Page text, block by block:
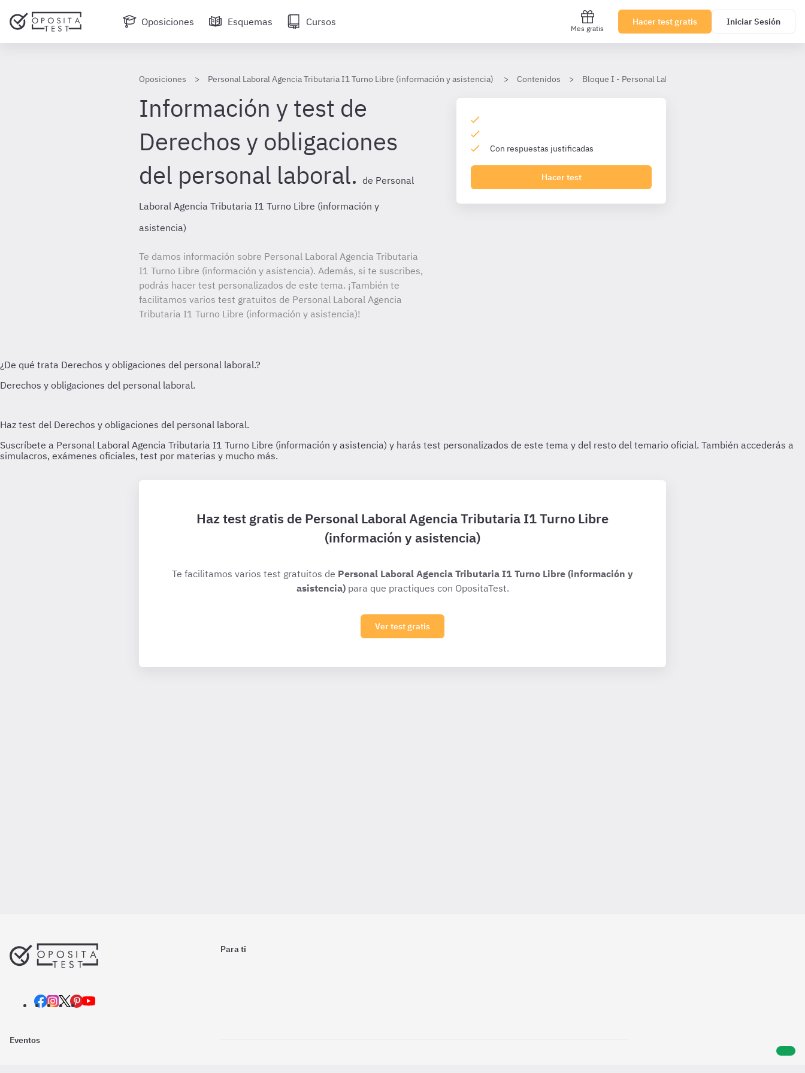
Oposiciones Esquemas Cursos
Mes gratis
Hacer test gratis Iniciar Sesión
Oposiciones Personal Laboral Agencia Tributaria I1 Turno Libre (información y asistencia) Contenidos Bloque I - Personal Laboral Agencia Tributaria I1 Turno
Información y test de
Derechos y obligaciones
del personal laboral. de Personal
Laboral Agencia Tributaria I1 Turno Libre (información y
asistencia)
Te damos información sobre Personal Laboral Agencia Tributaria
I1 Turno Libre (información y asistencia). Además, si te suscribes,
podrás hacer test personalizados de este tema. ¡También te
facilitamos varios test gratuitos de Personal Laboral Agencia
Tributaria I1 Turno Libre (información y asistencia)!
Con respuestas justificadas
Hacer test
Haz test gratis de Personal Laboral Agencia Tributaria I1 Turno Libre
(información y asistencia)
Te facilitamos varios test gratuitos de Personal Laboral Agencia Tributaria I1 Turno Libre (información y
asistencia)para que practiques con OpositaTest.
Ver test gratis
Para ti
Eventos